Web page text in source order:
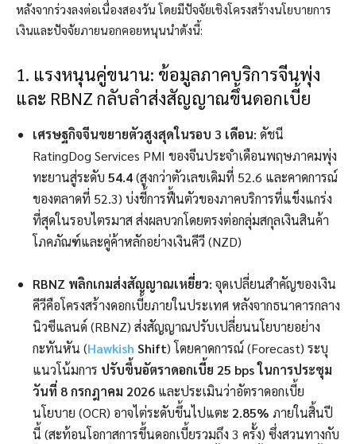
หลังจากร่วงลงต่อเนื่องสองวัน โดยมีปัจจัยเชิงโครงสร้างนโยบายการ
เงินและปัจจัยภายนอกคอยหนุนนำดังนี้:
1. แรงหนุนคู่ขนาน: ข้อมูลภาคบริการจีนพุ่ง
และ RBNZ กลับลำส่งสัญญาณขึ้นดอกเบี้ย
เศรษฐกิจจีนขยายตัวสูงสุดในรอบ 3 เดือน: ดัชนี
RatingDog Services PMI ของจีนประจำเดือนพฤษภาคมพุ่ง
ทะยานสู่ระดับ 54.4(สูงกว่าตัวเลขเดิมที่ 52.6 และคาดการณ์
ของตลาดที่ 52.3) บ่งชี้การฟื้นตัวของภาคบริการที่แข็งแกร่ง
ที่สุดในรอบไตรมาส ส่งผลบวกโดยตรงต่อกลุ่มสกุลเงินสินค้า
โภคภัณฑ์และคู่ค้าหลักอย่างเงินคีวี (NZD)
RBNZ พลิกเกมส่งสัญญาณเหยี่ยว: จุดเปลี่ยนสำคัญของเงิน
คีวีคือโครงสร้างดอกเบี้ยภายในประเทศ หลังจากธนาคารกลาง
นิวซีแลนด์ (RBNZ) ส่งสัญญาณปรับเปลี่ยนนโยบายอย่าง
กะทันหัน (Hawkish Shift) โดยคาดการณ์ (Forecast) ระบุ
แนวโน้มการ ปรับขึ้นอัตราดอกเบี้ย 25 bps ในการประชุม
วันที่ 8 กรกฎาคม 2026 และประเมินว่าอัตราดอกเบี้ย
นโยบาย (OCR) อาจไต่ระดับขึ้นไปแตะ 2.85% ภายในสิ้นปี
นี้ (สะท้อนโอกาสการขึ้นดอกเบี้ยรวมถึง 3 ครั้ง) ซึ่งสวนทางกับ